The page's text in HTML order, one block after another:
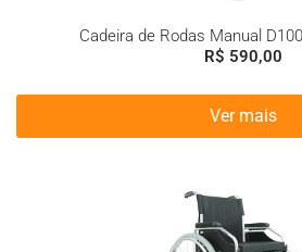
Cadeira de Rodas Manual
R$ 590,00
Ver mais